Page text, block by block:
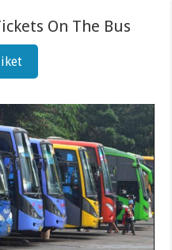
On The Bus